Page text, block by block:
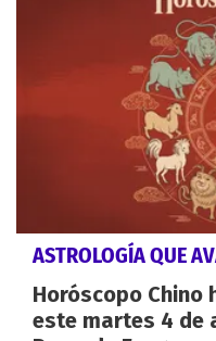
ASTROLOGÍA QUE
Horóscopo Chino
este martes 4 de